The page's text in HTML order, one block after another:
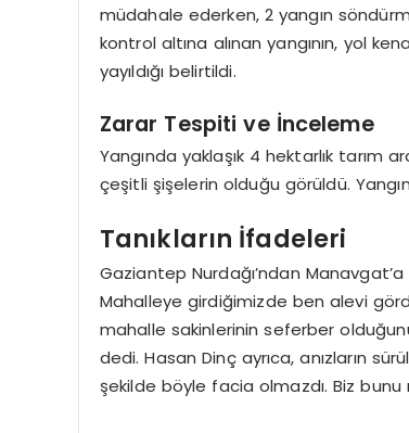
müdahale ederken, 2 yangın
kontrol altına alınan yangının, yol
yayıldığı belirtildi.
Zarar Tespiti ve İnceleme
Yangında yaklaşık 4 hektarlık
çeşitli şişelerin olduğu görüldü.
Tanıkların İfadeleri
Gaziantep Nurdağı’ndan
Mahalleye girdiğimizde ben alevi
mahalle sakinlerinin seferber
dedi. Hasan Dinç ayrıca, anızların
şekilde böyle facia olmazdı. Biz